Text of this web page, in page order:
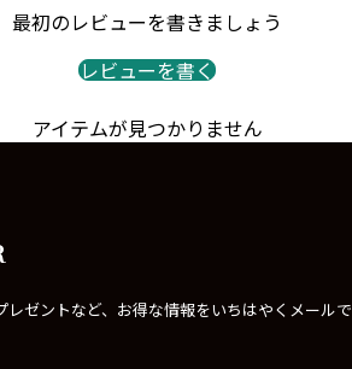
最初のレビューを書きましょう
レビューを書く
アイテムが見つかりません
レゼントなど、お得な情報をいちはやくメールで